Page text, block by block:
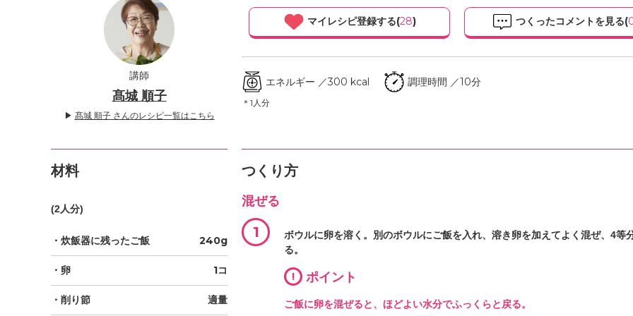
講師
髙城 順子
▶ 髙城 順子 さんのレシピ一覧はこちら
マイレシピ登録する(28) つくったコメントを見る(
エネルギー ／300 kcal
＊1人分
調理時間 ／10分
材料
(2人分)
・炊飯器に残ったご飯 240g
・卵 1コ
・削り節 適量
つくり方
混ぜる
1
ボウルに卵を溶く。別のボウルにご飯を入れ、溶き卵を加えてよく混ぜ、4等
る。
! ポイント
ご飯に卵を混ぜると、ほどよい水分でふっくらと戻る。